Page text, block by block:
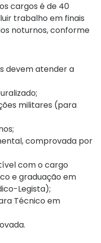
cargos é de 40
trabalho em finais
noturnos, conforme
devem atender a
militares (para
comprovada por
com o cargo
e graduação em
Legista);
Técnico em